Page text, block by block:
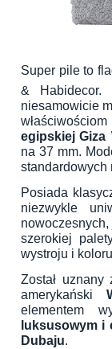
Super pile to
& Habidecor.
niesamowicie
egipskiej Giza
na 37 mm.
standardowych
Posiada
niezwykle
szerokiej
wystroju i
Został
amerykański
elementem
luksusowym i
Dubaju.